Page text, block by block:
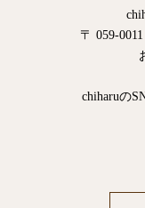
〒 059-
chiharuの